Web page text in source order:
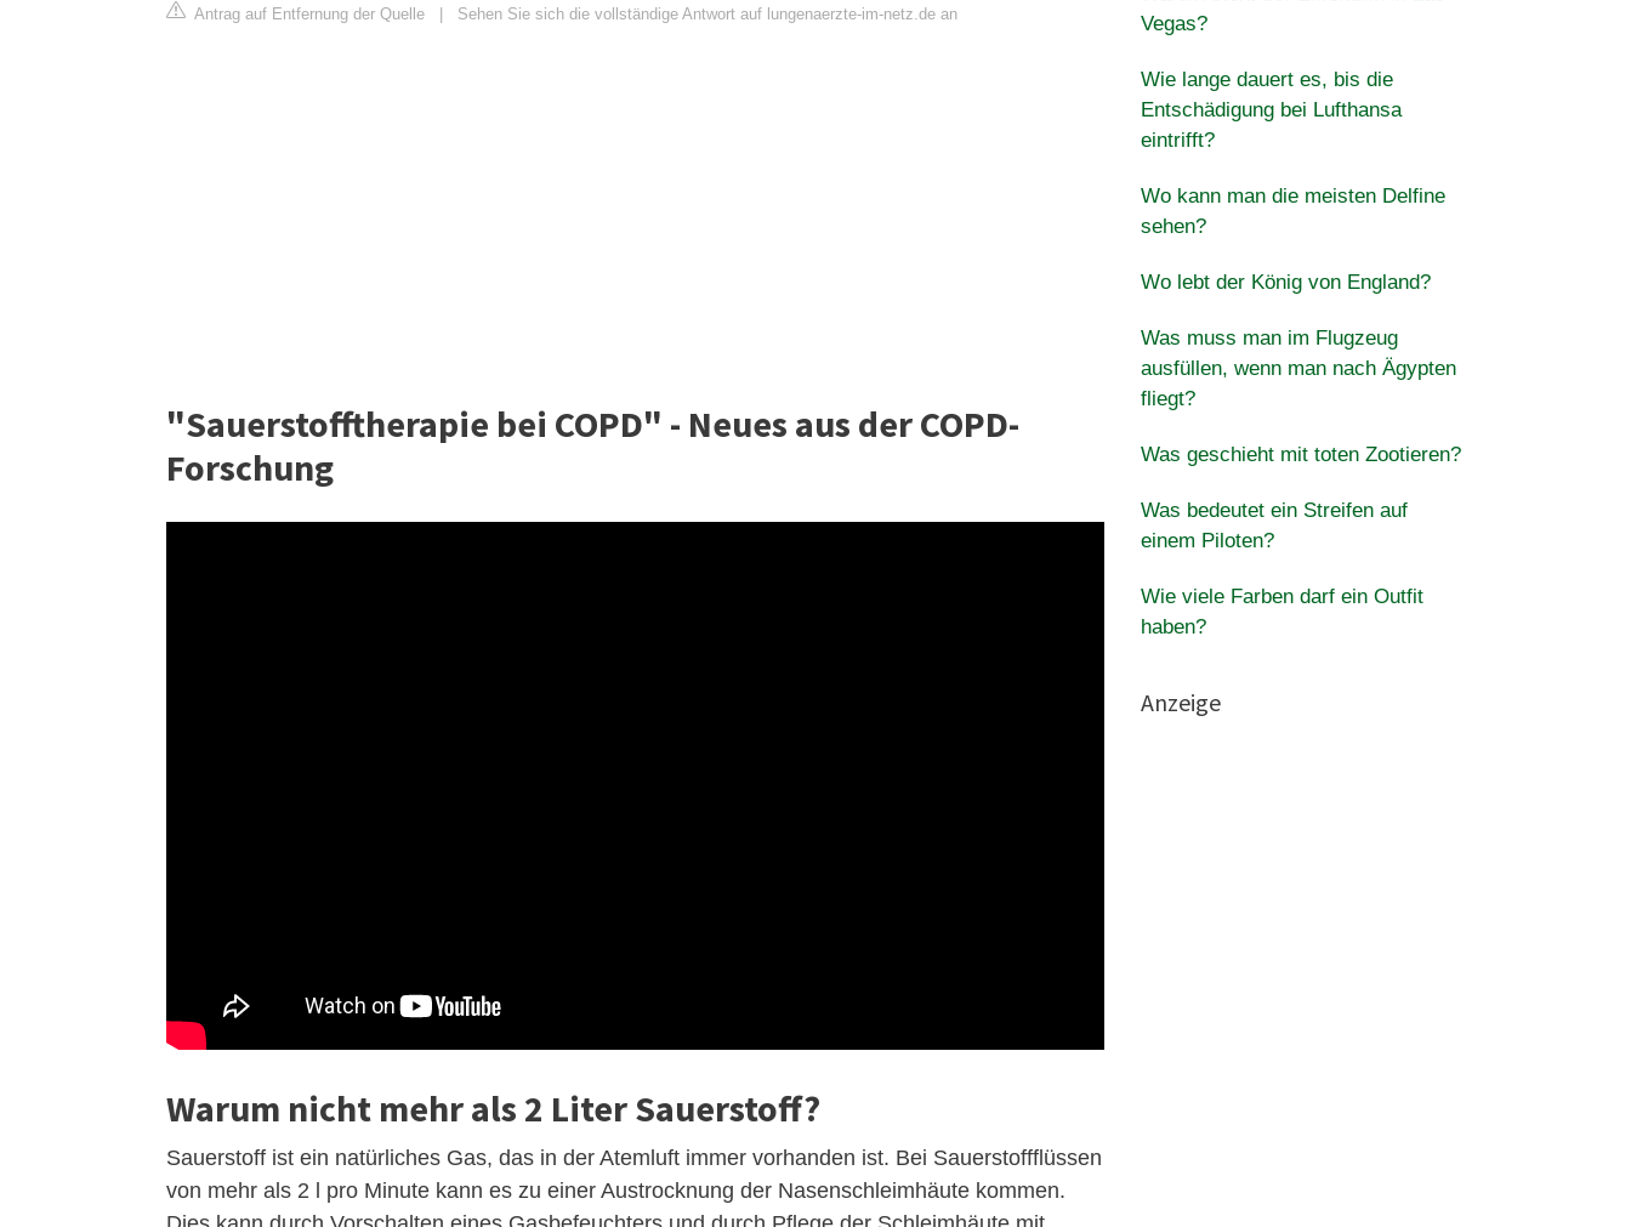
Antrag auf Entfernung der Quelle Sehen Sie sich die vollständige Antwort auf lungenaerzte-im-netz.de an
"Sauerstofftherapie bei COPD" - Neues aus der COPD-
Forschung
Warum nicht mehr als 2 Liter Sauerstoff?
Sauerstoff ist ein natürliches Gas, das in der Atemluft immer vorhanden ist. Bei Sauerstoffflüssen
von mehr als 2 l pro Minute kann es zu einer Austrocknung der Nasenschleimhäute kommen.
Vegas?
Wie lange dauert es, bis die
Entschädigung bei Lufthansa
eintrifft?
Wo kann man die meisten Delfine
sehen?
Wo lebt der König von England?
Was muss man im Flugzeug
ausfüllen, wenn man nach Ägypten
fliegt?
Was geschieht mit toten Zootieren?
Was bedeutet ein Streifen auf
einem Piloten?
Wie viele Farben darf ein Outfit
haben?
Anzeige